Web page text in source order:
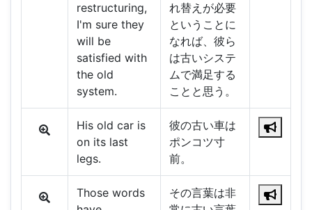
restructuring,
I'm sure they
will be
satisfied with
the old
system.
れ替えが必要
ということに
なれば、彼ら
は古いシステ
ムで満足する
ことと思う。
His old car is
on its last
legs.
彼の古い車は
ポンコツ寸
前。
Those words
その言葉は非